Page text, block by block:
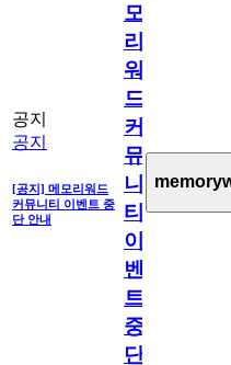
공지
공지
[공지] 메모리워드
커뮤니티 이벤트 중
단 안내
모
리
워
드
커
뮤
니
티
이
벤
트
중
단